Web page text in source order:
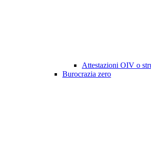
Attestazioni OIV o
Burocrazia zero